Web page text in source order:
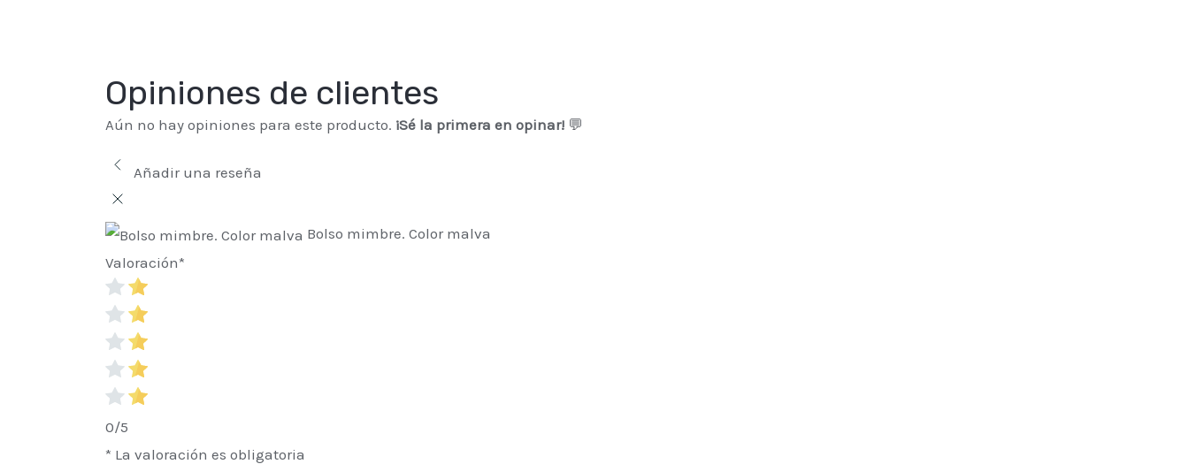
Opiniones de clientes
Aún no hay opiniones para este producto. ¡Sé la primera en opinar! 💬
Añadir una reseña
Bolso mimbre. Color malva
Valoración*
0/5
* La valoración es obligatoria